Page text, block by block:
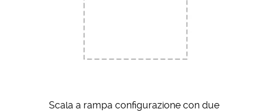
Scala a rampa configurazione con due